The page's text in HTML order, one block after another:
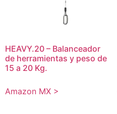
HEAVY.20 – Balanceador
de herramientas y peso de
15 a 20 Kg.
Amazon MX >